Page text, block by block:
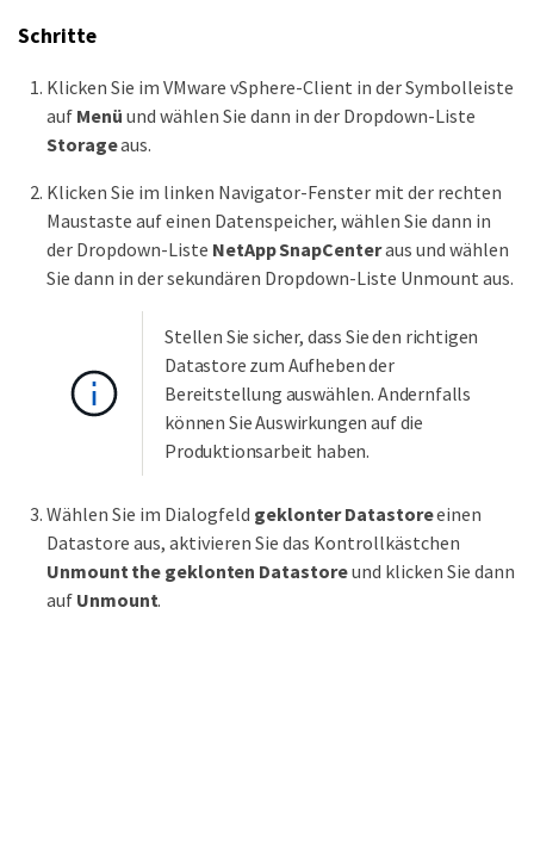
Schritte
Klicken Sie im VMware vSphere-Client in der Symbolleiste
auf Menü und wählen Sie dann in der Dropdown-Liste
Storageaus.
Klicken Sie im linken Navigator-Fenster mit der rechten
Maustaste auf einen Datenspeicher, wählen Sie dann in
der Dropdown-Liste NetApp SnapCenteraus und wählen
Sie dann in der sekundären Dropdown-Liste Unmount aus.
Stellen Sie sicher, dass Sie den richtigen
Datastore zum Aufheben der
Bereitstellung auswählen. Andernfalls
können Sie Auswirkungen auf die
Produktionsarbeit haben.
Wählen Sie im Dialogfeld geklonter Datastoreeinen
Datastore aus, aktivieren Sie das Kontrollkästchen
Unmount the geklonten Datastoreund klicken Sie dann
auf Unmount.